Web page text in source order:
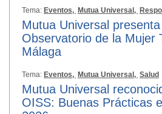
Tema: Eventos, Mutua Universal,
Mutua Universal
Observatorio de la Mujer
Málaga
Tema: Eventos, Mutua Universal, Salud
Mutua Universal
OISS: Buenas Prácticas